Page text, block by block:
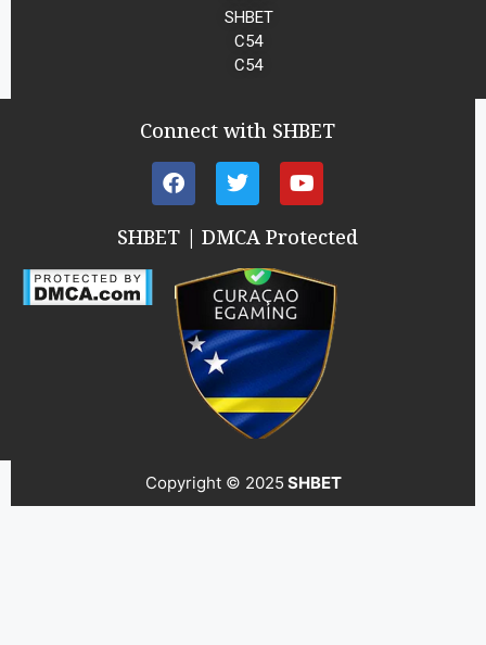
SHBET
C54
C54
Connect with SHBET
SHBET | DMCA Protected
Copyright © 2025 SHBET